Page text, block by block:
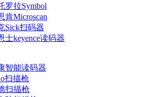
罗拉Symbol
肯Microscan
Sick扫码器
士keyence读码器
智能读码器
扫描枪
扫描枪